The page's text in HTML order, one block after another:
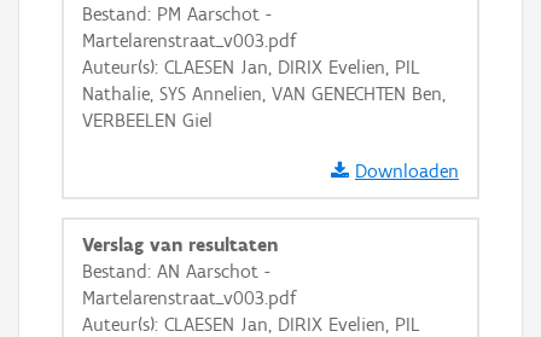
+ −
Basis Lagen
OSM-Basiskaart
Ortho
Bestand: PM Aarschot -
Martelarenstraat_v003.pdf
Auteur(s): CLAESEN Jan, DIRIX Evelien, PIL
Nathalie, SYS Annelien, VAN GENECHTEN Ben,
VERBEELEN Giel
Downloaden
Verslag van resultaten
Bestand: AN Aarschot -
Martelarenstraat_v003.pdf
Auteur(s): CLAESEN Jan, DIRIX Evelien, PIL